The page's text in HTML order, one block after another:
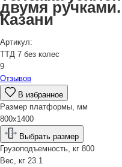
двумя
Казани
Артикул:
ТТД 7 без колес
9
Отзывов
В избранное
Размер платформы, мм
800х1400
Выбрать размер
Грузоподъемность, кг 800
Вес, кг 23.1